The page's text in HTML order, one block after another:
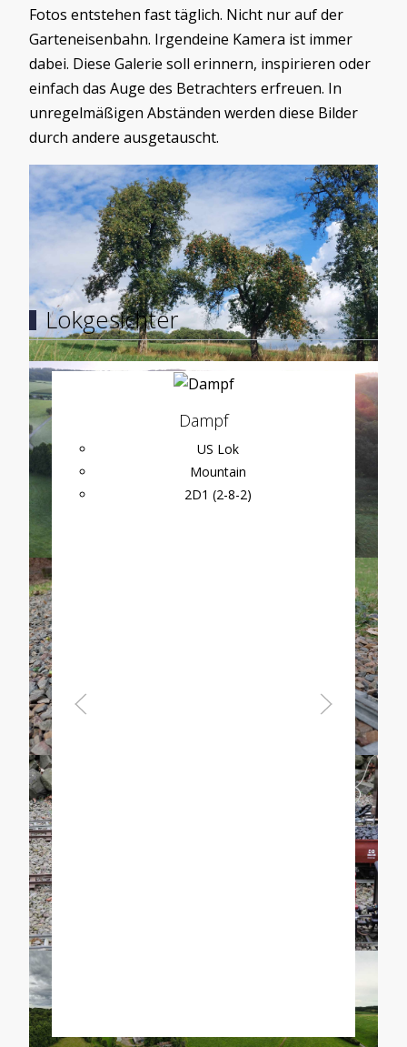
Fotos entstehen fast täglich. Nicht nur auf der
Garteneisenbahn. Irgendeine Kamera ist immer
dabei. Diese Galerie soll erinnern, inspirieren oder
einfach das Auge des Betrachters erfreuen. In
unregelmäßigen Abständen werden diese Bilder
durch andere ausgetauscht.
Load More
Lokgesichter
Dampf
US Lok
Mountain
2D1 (2-8-2)